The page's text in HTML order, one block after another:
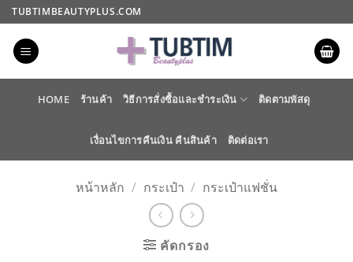
ข้าม
ไป
เนื้อหา
TUBTIMBEAUTYPLUS.COM
HOME ร้านค้า วิธีการสั่งซื้อและชำระเงิน ติดตามพัสดุ
เงื่อนไขการคืนเงิน คืนสินค้า ติดต่อเรา
หน้าหลัก / กระเป๋า / กระเป๋าแฟชั่น
คัดกรอง